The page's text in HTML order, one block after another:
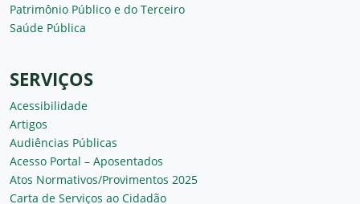
Patrimônio Público e do Terceiro
Saúde Pública
SERVIÇOS
Acessibilidade
Artigos
Audiências Públicas
Acesso Portal – Aposentados
Atos Normativos/Provimentos 2025
Carta de Serviços ao Cidadão